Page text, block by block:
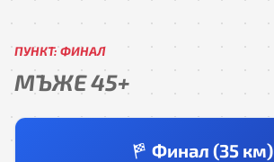
ПУНКТ: ФИНАЛ
МЪЖЕ 45+
Финал (35 км)